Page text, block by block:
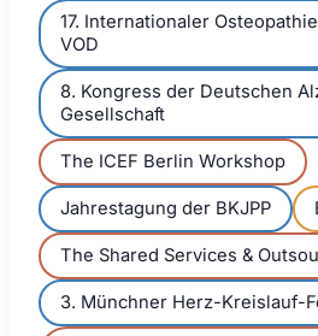
17. Internationaler
VOD
8. Kongress der Deutschen
Gesellschaft
The ICEF Berlin Workshop
Jahrestagung der BKJPP
The Shared Services &
3. Münchner Herz-Kreislauf-